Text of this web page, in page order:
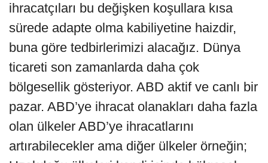
ihracatçıları bu değişken koşullara kısa
sürede adapte olma kabiliyetine haizdir,
buna göre tedbirlerimizi alacağız. Dünya
ticareti son zamanlarda daha çok
bölgesellik gösteriyor. ABD aktif ve canlı bir
pazar. ABD’ye ihracat olanakları daha fazla
olan ülkeler ABD’ye ihracatlarını
artırabilecekler ama diğer ülkeler örneğin;